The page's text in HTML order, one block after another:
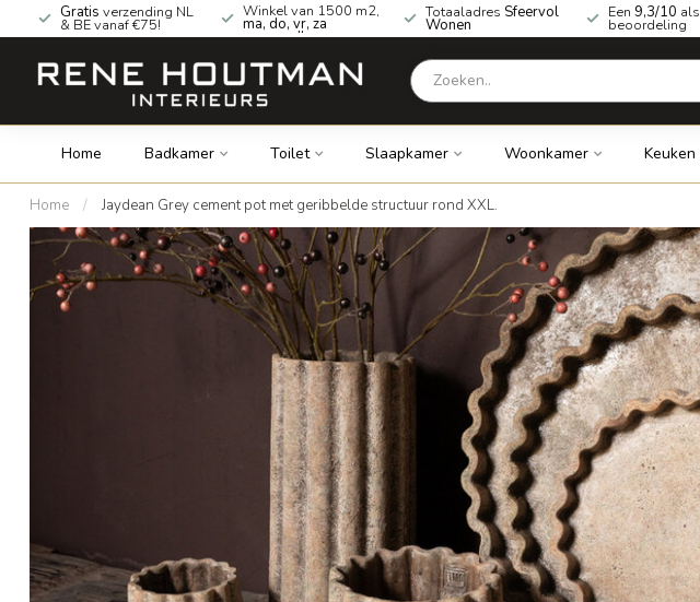
Gratis verzending NL
& BE vanaf €75!
Winkel van 1500 m2,
ma, do, vr, za
geopend!
Totaaladres Sfeervol
Wonen
Een 9,3/10 als
beoordeling
Home Badkamer Toilet Slaapkamer Woonkamer Keuken
Home / Jaydean Grey cement pot met geribbelde structuur rond XXL.